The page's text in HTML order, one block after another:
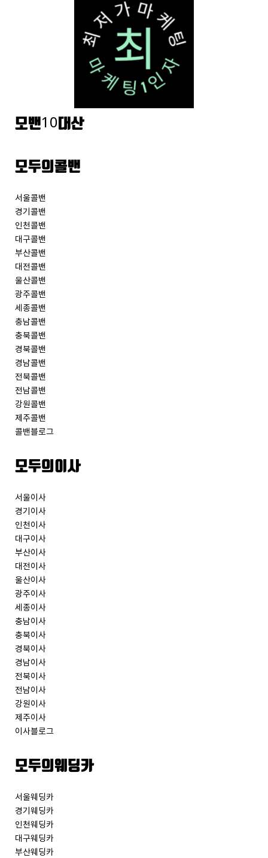
모밴10대산
모두의콜밴
서울콜밴
경기콜밴
인천콜밴
대구콜밴
부산콜밴
대전콜밴
울산콜밴
광주콜밴
세종콜밴
충남콜밴
충북콜밴
경북콜밴
경남콜밴
전북콜밴
전남콜밴
강원콜밴
제주콜밴
콜밴블로그
모두의이사
서울이사
경기이사
인천이사
대구이사
부산이사
대전이사
울산이사
광주이사
세종이사
충남이사
충북이사
경북이사
경남이사
전북이사
전남이사
강원이사
제주이사
이사블로그
모두의웨딩카
서울웨딩카
경기웨딩카
인천웨딩카
대구웨딩카
부산웨딩카